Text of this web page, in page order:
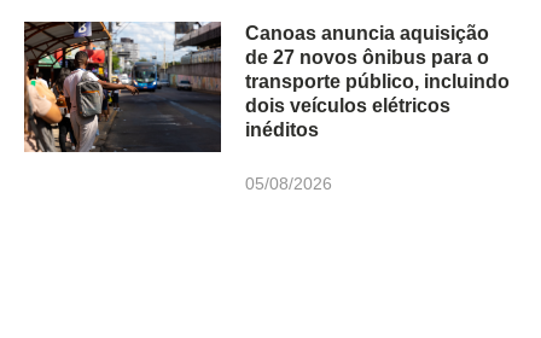
Canoas anuncia aquisição
de 27 novos ônibus para o
transporte público, incluindo
dois veículos elétricos
inéditos
05/08/2026